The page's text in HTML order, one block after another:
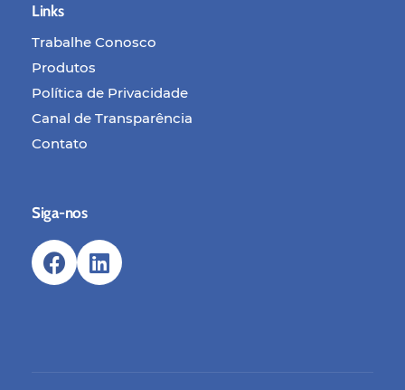
Links
Trabalhe Conosco
Produtos
Política de Privacidade
Canal de Transparência
Contato
Siga-nos